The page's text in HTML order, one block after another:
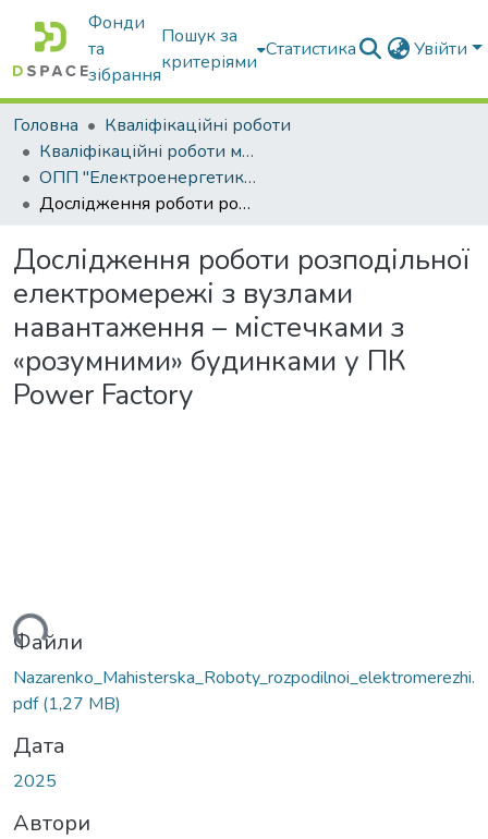
Фонди
та
зібрання
Пошук за
критеріями
Статистика Увійти
Головна
Кваліфікаційні роботи
Кваліфікаційні роботи магістрів
ОПП "Електроенергетика, електротехніка та електромеханіка"
Дослідження роботи розподільної електромережі з вузлами навантаження – містечками з «розумними» будинками у ПК Power Factory
Дослідження роботи розподільної
електромережі з вузлами
навантаження – містечками з
«розумними» будинками у ПК
Power Factory
Файли
Nazarenko_Mahisterska_Roboty_rozpodilnoi_elektromerezhi.
pdf(1,27 MB)
Дата
2025
Автори